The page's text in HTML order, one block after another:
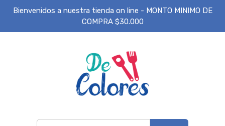
Bienvenidos a nuestra tienda on line - MONTO MINIMO DE
COMPRA $30.000